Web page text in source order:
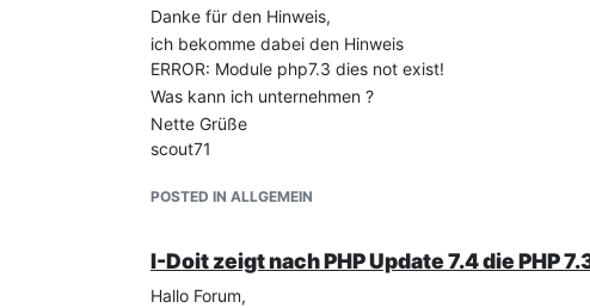
Danke für den Hinweis,
ich bekomme dabei den Hinweis
ERROR: Module php7.3 dies not exist!
Was kann ich unternehmen ?
Nette Grüße
scout71
POSTED IN ALLGEMEIN
I-Doit zeigt nach PHP Update 7.4 die PHP
Hallo Forum,